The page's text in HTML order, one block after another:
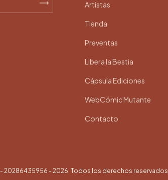
Artistas
Tienda
Preventas
Libera la Bestia
Cápsula Ediciones
WebCómic Mutante
Contacto
20286435956 - 2026. Todos los derechos reservados.